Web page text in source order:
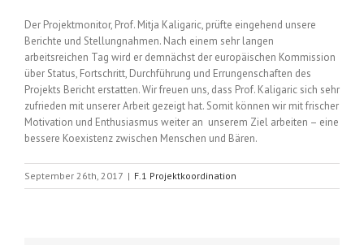
Der Projektmonitor, Prof. Mitja Kaligaric, prüfte eingehend unsere
Berichte und Stellungnahmen. Nach einem sehr langen
arbeitsreichen Tag wird er demnächst der europäischen Kommission
über Status, Fortschritt, Durchführung und Errungenschaften des
Projekts Bericht erstatten. Wir freuen uns, dass Prof. Kaligaric sich sehr
zufrieden mit unserer Arbeit gezeigt hat. Somit können wir mit frischer
Motivation und Enthusiasmus weiter an unserem Ziel arbeiten – eine
bessere Koexistenz zwischen Menschen und Bären.
September 26th, 2017 | F.1 Projektkoordination